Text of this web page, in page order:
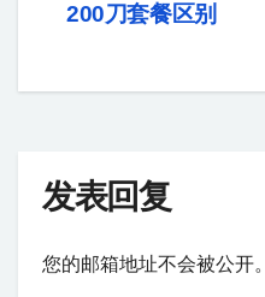
200刀套餐区别
发表回复
您的邮箱地址不会被公开。